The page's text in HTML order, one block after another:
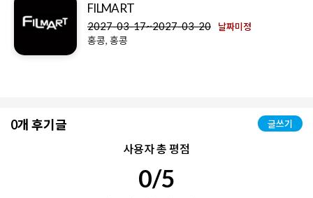
FILMART
2027-03-17~2027-03-20 날짜미정
홍콩, 홍콩
0개 후기글 글쓰기
사용자 총 평점
0/5